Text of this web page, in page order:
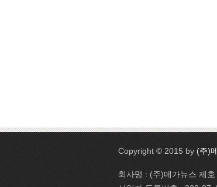
Copyright © 2015 by (주)
회사명 : (주)메가뉴스 제